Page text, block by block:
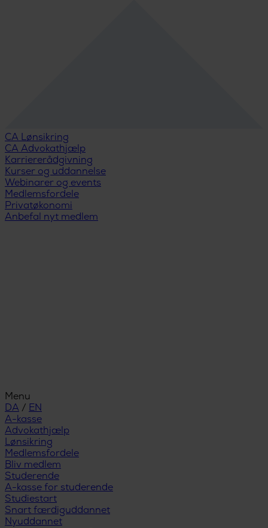
CA Lønsikring
CA Advokathjælp
Karriererådgivning
Kurser og uddannelse
Webinarer og events
Medlemsfordele
Privatøkonomi
Anbefal nyt medlem
Menu
DA / EN
A-kasse
Advokathjælp
Lønsikring
Medlemsfordele
Bliv medlem
Studerende
A-kasse for studerende
Studiestart
Snart færdiguddannet
Nyuddannet